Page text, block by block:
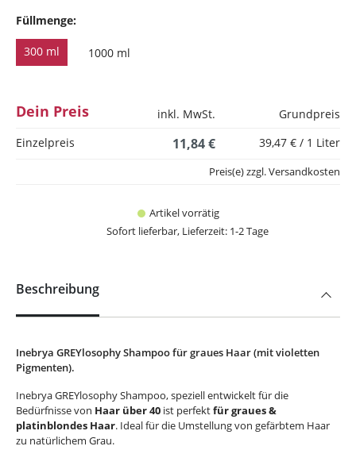
Füllmenge:
300 ml 1000 ml
Dein Preis inkl. MwSt.
Grundpreis
Einzelpreis
11,84 € 39,47 € / 1 Liter
Artikel vorrätig
Sofort lieferbar, Lieferzeit: 1-2 Tage
Preis(e) zzgl. Versandkosten
Beschreibung
Inebrya GREYlosophy Shampoo für graues Haar (mit violetten
Pigmenten).
Inebrya GREYlosophy Shampoo, speziell entwickelt für die
Bedürfnisse von Haar über 40 ist perfektfür graues &
platinblondes Haar. Ideal für die Umstellung von gefärbtem Haar
zu natürlichem Grau.